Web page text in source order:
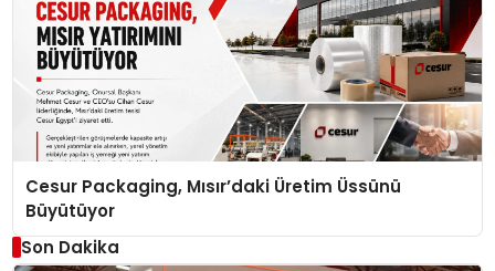
Cesur Packaging, Mısır’daki Üretim Üssünü
Büyütüyor
Son Dakika